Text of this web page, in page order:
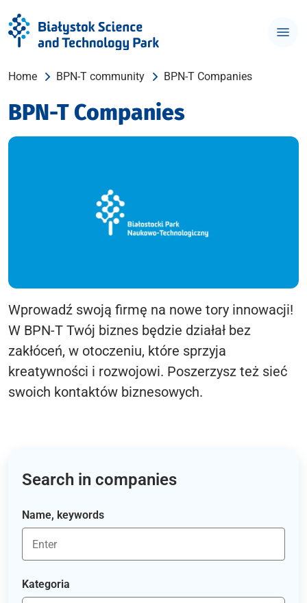
Home BPN-T community BPN-T Companies
BPN-T Companies
Wprowadź swoją firmę na nowe tory innowacji!
W BPN-T Twój biznes będzie działał bez
zakłóceń, w otoczeniu, które sprzyja
kreatywności i rozwojowi. Poszerzysz też sieć
swoich kontaktów biznesowych.
Search in companies
Name, keywords
Kategoria